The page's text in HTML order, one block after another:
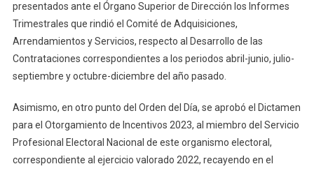
presentados ante el Órgano Superior de Dirección los Informes
Trimestrales que rindió el Comité de Adquisiciones,
Arrendamientos y Servicios, respecto al Desarrollo de las
Contrataciones correspondientes a los periodos abril-junio, julio-
septiembre y octubre-diciembre del año pasado.
Asimismo, en otro punto del Orden del Día, se aprobó el Dictamen
para el Otorgamiento de Incentivos 2023, al miembro del Servicio
Profesional Electoral Nacional de este organismo electoral,
correspondiente al ejercicio valorado 2022, recayendo en el